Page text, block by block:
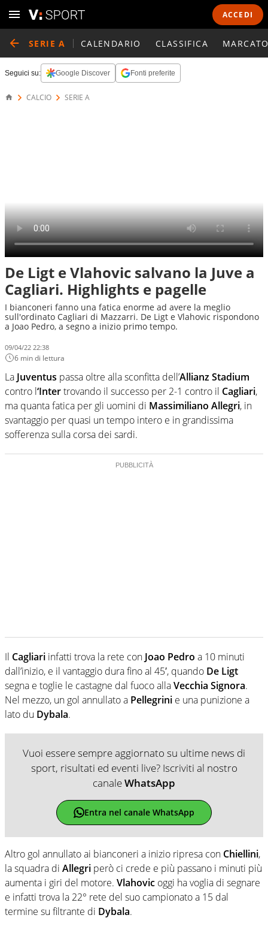
ACCEDI
SERIE A CALENDARIO CLASSIFICA
Seguici su: Google Discover Fonti preferite
CALCIO SERIE A
De Ligt e Vlahovic salvano la Juve a
Cagliari. Highlights e pagelle
I bianconeri fanno una fatica enorme ad avere la meglio
sull'ordinato Cagliari di Mazzarri. De Ligt e Vlahovic rispondono
a Joao Pedro, a segno a inizio primo tempo.
09/04/22 22:38
6 min di lettura
La Juventus passa oltre alla sconfitta dell’Allianz Stadium
contro l‘Intertrovando il successo per 2-1 contro il Cagliari,
ma quanta fatica per gli uomini di Massimiliano Allegri, in
svantaggio per quasi un tempo intero e in grandissima
sofferenza sulla corsa dei sardi.
Il Cagliari infatti trova la rete con Joao Pedro a 10 minuti
dall’inizio, e il vantaggio dura fino al 45′, quando De Ligt
segna e toglie le castagne dal fuoco allaVecchia Signora.
Nel mezzo, un gol annullato a Pellegrini e una punizione a
lato du Dybala.
Vuoi essere sempre aggiornato su ultime news di
sport, risultati ed eventi live? Iscriviti al nostro
canaleWhatsApp
Entra nel canale WhatsApp
Altro gol annullato ai bianconeri a inizio ripresa con Chiellini,
la squadra di Allegri però ci crede e più passano i minuti più
aumenta i giri del motore. Vlahovic oggi ha voglia di segnare
e infatti trova la 22° rete del suo campionato a 15 dal
termine su filtrante di Dybala.